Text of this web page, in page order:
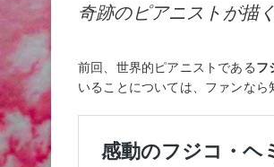
奇跡のピアニストが描
前回、世界的ピアニストであるフ
いることについては、ファンなら